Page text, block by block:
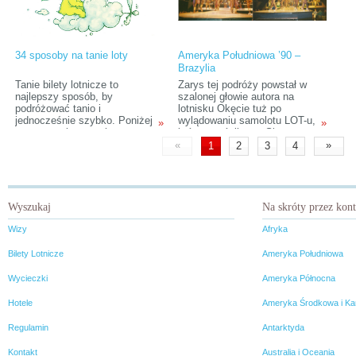
34 sposoby na tanie loty
Tanie bilety lotnicze to
najlepszy sposób, by
podróżować tanio i
jednocześnie szybko. Poniżej
zaprezentuję sposoby na
»
Ameryka Południowa ’90 –
Brazylia
Zarys tej podróży powstał w
szalonej głowie autora na
lotnisku Okęcie tuż po
wylądowaniu samolotu LOT-u,
którym wróciłem z Singapuru.
Wówczas w megafonach dało
się słyszeć zapowiedź: „…
przylatujący z Buenos Aires
proszeni są o…”. To
wystarczyło, żeby w niedługi
czas potem w moim paszporcie
urugwajska wiza…
»
«
1 2 3 4 »
Wyszukaj
Wizy
Bilety Lotnicze
Wycieczki
Hotele
Regulamin
Kontakt
Na skróty przez
Afryka
Ameryka Południowa
Ameryka Północna
Ameryka Środkowa i
Antarktyda
Australia i Oceania